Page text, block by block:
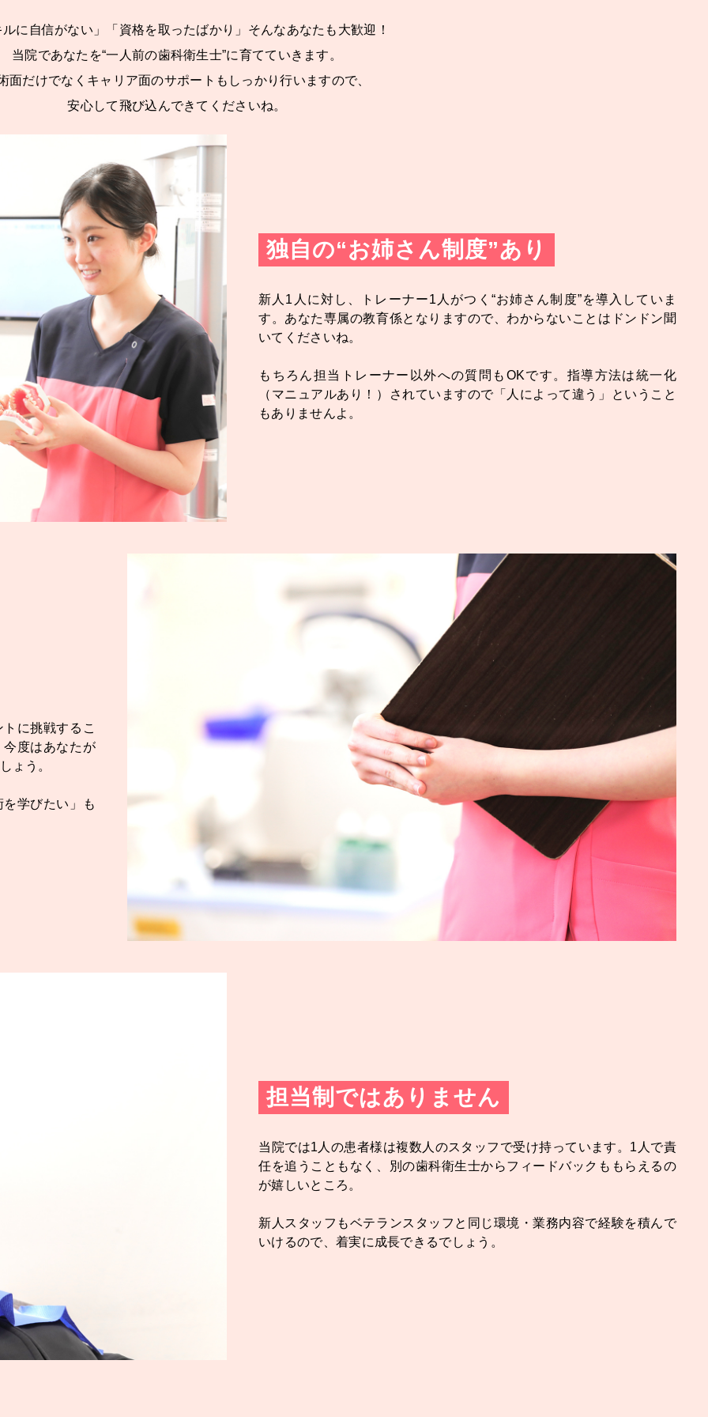
に自信がない」「資格を取ったばかり」そんなあなたも大歓迎！
当院であなたを“一人前の歯科衛生士”に育てていきます。
面だけでなくキャリア面のサポートもしっかり行いますので、
安心して飛び込んできてくださいね。
独自の“お姉さん制度”あり
新人1人に対し、トレーナー1人がつく“お姉さん制度”を導入していま
す。あなた専属の教育係となりますので、わからないことはドンドン聞
いてくださいね。
もちろん担当トレーナー以外への質問もOKです。指導方法は統一化
（マニュアルあり！）されていますので「人によって違う」ということ
もありませんよ。
に挑戦するこ
度はあなたが
ょう。
学びたい」も
担当制ではありません
当院では1人の患者様は複数人のスタッフで受け持っています。1人で責
任を追うこともなく、別の歯科衛生士からフィードバックももらえるの
が嬉しいところ。
新人スタッフもベテランスタッフと同じ環境・業務内容で経験を積んで
いけるので、着実に成長できるでしょう。